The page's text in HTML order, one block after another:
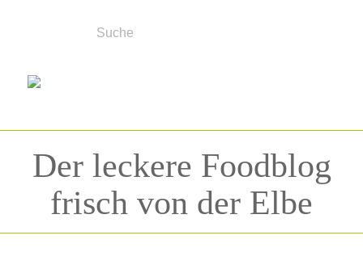
Der leckere Foodblog
frisch von der Elbe